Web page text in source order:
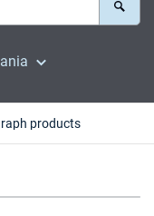
products